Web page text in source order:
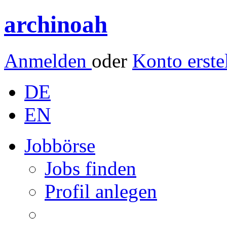
archinoah
Anmelden oder Konto
DE
EN
Jobbörse
Jobs finden
Profil anlegen